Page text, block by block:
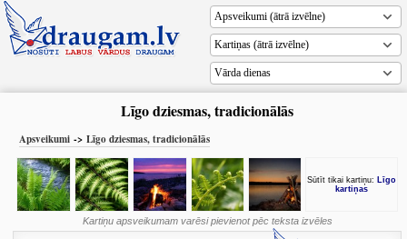
Vārda dienas
Līgo dziesmas, tradicionālās
Apsveikumi -> Līgo dziesmas, tradicionālās
Sūtīt tikai kartiņu: Līgo
kartiņas
Kartiņu apsveikumamvarēsi pievienot pēc teksta izvēles